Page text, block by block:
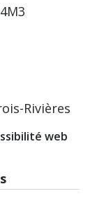
Rivières
web